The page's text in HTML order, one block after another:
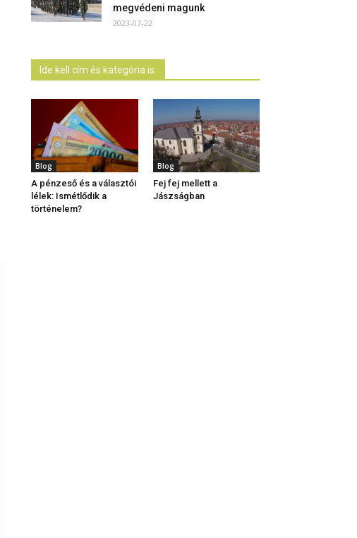
megvédeni magunk
2023-07-22
Ide kell cím és kategória is.
Blog
A pénzeső és a választói
lélek: Ismétlődik a
történelem?
Blog
Fej fej mellett a
Jászságban